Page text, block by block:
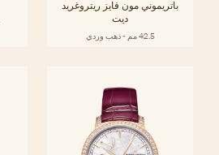
باتريموني مون فايز ريتروغريد
ديت
42.5 مم - ذهب وردي